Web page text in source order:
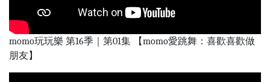
momo玩玩樂 第16季｜第01集 【momo愛跳舞：喜歡喜歡做
朋友】